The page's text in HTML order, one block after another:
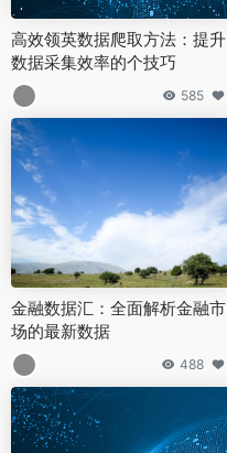
高效领英数据爬取方法：提升
数据采集效率的个技巧
585
金融数据汇：全面解析金融市
场的最新数据
488